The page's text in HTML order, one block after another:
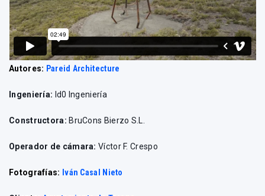
Autores: Pareid Architecture
Ingeniería: Id0 Ingeniería
Constructora: BruCons Bierzo S.L.
Operador de cámara: Víctor F. Crespo
Fotografías: Iván Casal Nieto